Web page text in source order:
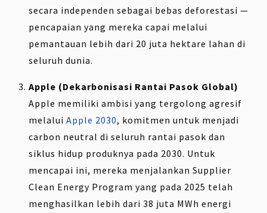
secara independen sebagai bebas deforestasi —
pencapaian yang mereka capai melalui
pemantauan lebih dari 20 juta hektare lahan di
seluruh dunia.
Apple (Dekarbonisasi Rantai Pasok Global)
Apple memiliki ambisi yang tergolong agresif
melalui Apple 2030, komitmen untuk menjadi
carbon neutral di seluruh rantai pasok dan
siklus hidup produknya pada 2030. Untuk
mencapai ini, mereka menjalankan Supplier
Clean Energy Program yang pada 2025 telah
menghasilkan lebih dari 38 juta MWh energi